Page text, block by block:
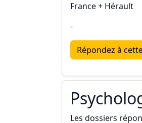
France + Hérault
-
Répondez à
Les dossiers